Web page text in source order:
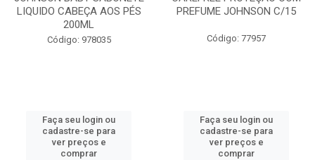
LIQUIDO CABEÇA AOS PÉS
200ML
Código: 978035
Faça seu login ou
cadastre-se para
ver preços e
comprar
PREFUME JOHNSON C/15
Código: 77957
Faça seu login ou
cadastre-se para
ver preços e
comprar